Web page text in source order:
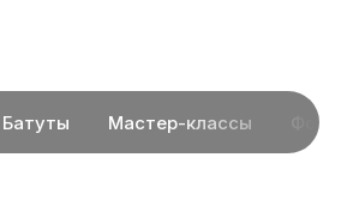
Батуты Мастер-классы